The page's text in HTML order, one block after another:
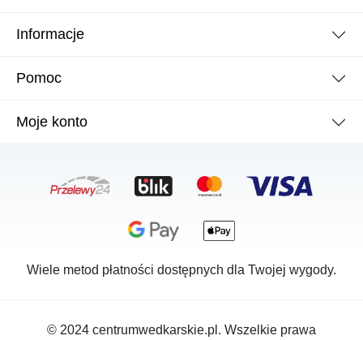
Informacje
Pomoc
Moje konto
Wiele metod płatności dostępnych dla Twojej wygody.
© 2024 centrumwedkarskie.pl. Wszelkie prawa